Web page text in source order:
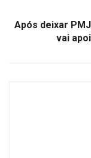
Após deixar
vai